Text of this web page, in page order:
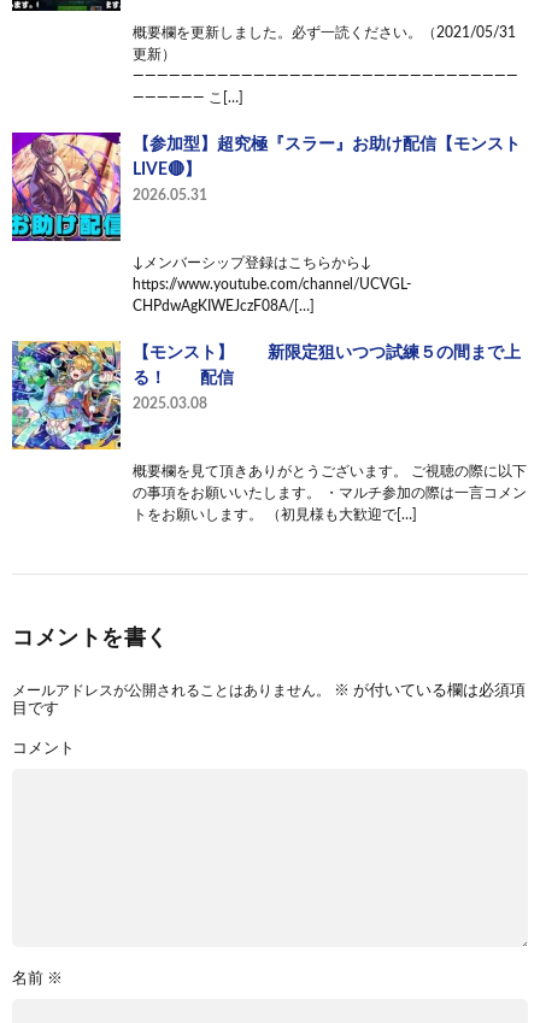
概要欄を更新しました。必ず一読ください。（2021/05/31
更新）
————————————————————————————————
—————— こ[…]
【参加型】超究極『スラー』お助け配信【モンスト
LIVE🔴】
2026.05.31
↓メンバーシップ登録はこちらから↓
https://www.youtube.com/channel/UCVGL-
CHPdwAgKIWEJczF08A/[…]
【モンスト】 新限定狙いつつ試練５の間まで上
る！ 配信
2025.03.08
概要欄を見て頂きありがとうございます。 ご視聴の際に以下
の事項をお願いいたします。 ・マルチ参加の際は一言コメン
トをお願いします。 （初見様も大歓迎で[…]
コメントを書く
メールアドレスが公開されることはありません。 ※ が付いている欄は必須項
目です
コメント
名前 ※